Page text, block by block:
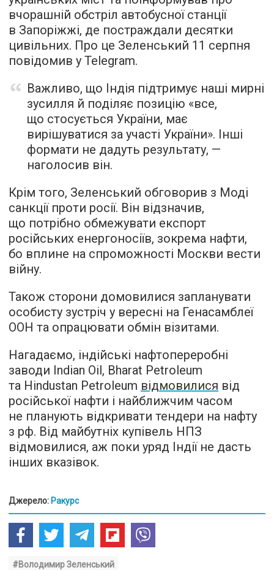
вчорашній обстріл автобусної станції
в Запоріжжі, де постраждали десятки
цивільних. Про це Зеленський 11 серпня
повідомив у Telegram.
Важливо, що Індія підтримує наші мирні
зусилля й поділяє позицію «все,
що стосується України, має
вирішуватися за участі України». Інші
формати не дадуть результату, —
наголосив він.
Крім того, Зеленський обговорив з Моді
санкції проти росії. Він відзначив,
що потрібно обмежувати експорт
російських енергоносіїв, зокрема нафти,
бо вплине на спроможності Москви вести
війну.
Також сторони домовилися запланувати
особисту зустріч у вересні на Генасамблеї
ООН та опрацювати обмін візитами.
Нагадаємо, індійські нафтопереробні
заводи Indian Oil, Bharat Petroleum
та Hindustan Petroleum відмовилися від
російської нафти і найближчим часом
не планують відкривати тендери на нафту
з рф. Від майбутніх купівель НПЗ
відмовилися, аж поки уряд Індії не дасть
інших вказівок.
Джерело: Ракурс
#Володимир Зеленський